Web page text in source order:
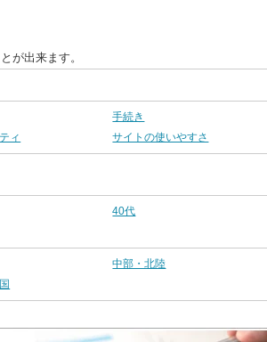
が出来ます。
手続き
ィ サイトの使いやすさ
40代
中部・北陸